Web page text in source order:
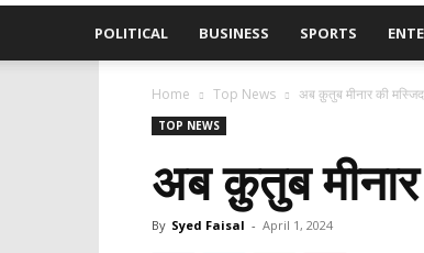
POLITICAL BUSINESS SPORTS
Home Top News अब क़ुतुब मीनार की मस्जिद
TOP NEWS
अब क़ुतुब मीनार
By Syed Faisal - April 1, 2024